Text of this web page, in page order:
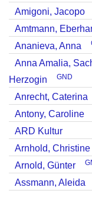
Amigoni, Jacopo
Amtmann,
Ananieva, Anna
Anna Amalia,
Herzogin
GND
Anrecht, Caterina
Antony, Caroline
ARD Kultur
Arnhold, Christine
Arnold, Günter
Assmann, Aleida